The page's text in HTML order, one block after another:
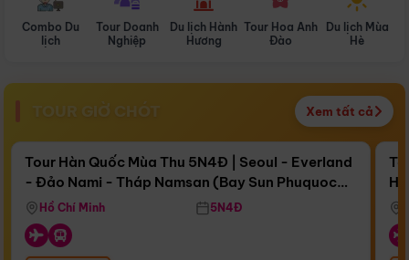
Combo Du
lịch
Tour Doanh
Nghiệp
Du lịch Hành
Hương
Tour Hoa Anh
Đào
Du lịch Mùa
Hè
TOUR GIỜ CHÓT Xem tất cả
Còn16 ngày 20:45:34
Bay Sun Phuquoc Airways
Điểm nổi bật
Tour Hàn Quốc Mùa Thu 5N4Đ | Seoul - Everland
- Đảo Nami - Tháp Namsan (Bay Sun Phuquoc
Airways)
Hồ Chí Minh 5N4Đ